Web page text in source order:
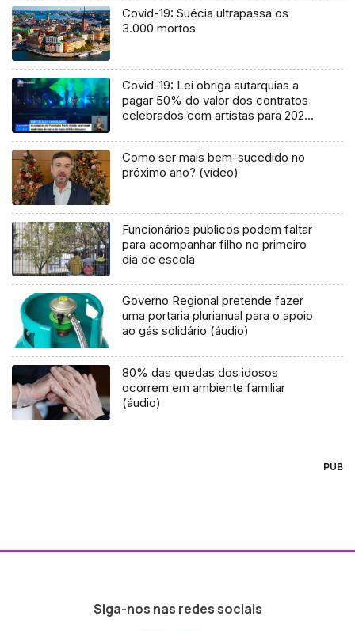
Covid-19: Suécia ultrapassa os
3.000 mortos
Covid-19: Lei obriga autarquias a
pagar 50% do valor dos contratos
celebrados com artistas para 2020
Como ser mais bem-sucedido no
próximo ano? (vídeo)
Funcionários públicos podem faltar
para acompanhar filho no primeiro
dia de escola
Governo Regional pretende fazer
uma portaria plurianual para o apoio
ao gás solidário (áudio)
80% das quedas dos idosos
ocorrem em ambiente familiar
(áudio)
PUB
Siga-nos nas redes sociais